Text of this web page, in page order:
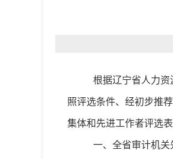
根据辽宁省人力资
照评选条件、经初步推
集体和先进工作者评选
一、 全省审计机关